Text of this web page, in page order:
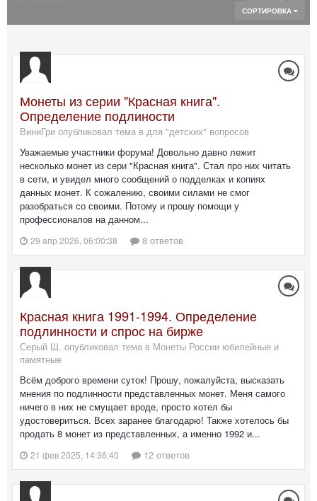
СОРТИРОВКА
Монеты из серии "Красная книга".
Определение подлиности
ВиниГри опубликовал тема в для "детских" вопросов
Уважаемые участники форума! Довольно давно лежит
несколько монет из сери "Красная книга". Стал про них читать
в сети, и увидел много сообщений о подделках и копиях
данных монет. К сожалению, своими силами не смог
разобраться со своими. Потому и прошу помощи у
профессионалов на данном...
29 апр 2026, 06:00:38 8 ответов
Красная книга 1991-1994. Определение
подлинности и спрос на бирже
Серый Ш. опубликовал тема в Монеты России юбилейные и
памятные
Всём доброго времени суток! Прошу, пожалуйста, высказать
мнения по подлинности представленных монет. Меня самого
ничего в них не смущает вроде, просто хотел бы
удостовериться. Всех заранее благодарю! Также хотелось бы
продать 8 монет из представленных, а именно 1992 и...
21 фев 2025, 14:36:40 12 ответов